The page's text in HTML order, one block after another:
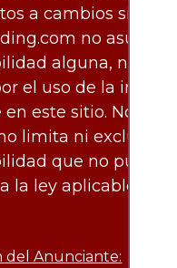
a cambios sin
no asume
alguna, ni
el uso de la
este sitio. No
limita ni excluye
que no pueda
la ley aplicable.
del Anunciante: